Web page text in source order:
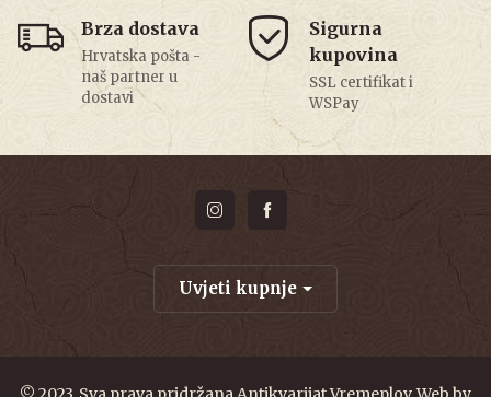
Brza dostava
Hrvatska pošta -
naš partner u
dostavi
Sigurna
kupovina
SSL certifikat i
WSPay
Uvjeti kupnje